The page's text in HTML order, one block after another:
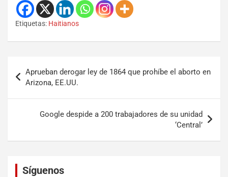
Etiquetas: Haitianos
Aprueban derogar ley de 1864 que prohíbe el aborto en
Arizona, EE.UU.
Google despide a 200 trabajadores de su unidad
‘Central’
Síguenos